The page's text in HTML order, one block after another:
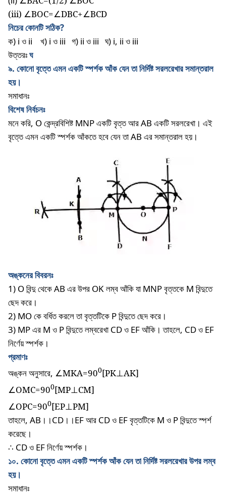
(iii) ∠BOC=∠DBC+∠BCD
নিচের কোনটি সঠিক?
ক) i ও ii
খ) i ও iii গ) ii ও iii ঘ) i, ii ও iii
উত্তরঃঘ
৯. কোনোবৃত্তেএমনএকটিস্পর্শকআঁকযেনতানির্দিষ্টসরলরেখারসমান্তরাল
হয়।
সমাধানঃ
বিশেষনির্বচনঃ
মনেকরি, Oকেন্দ্রবিশিষ্টMNPএকটিবৃত্তআরABএকটিসরলরেখা। এই
বৃত্তেএমনএকটিস্পর্শকআঁকতেহবেযেনতাABএরসমান্তরালহয়।
অঙ্কনেরবিবরনঃ
1) Oবিন্দুথেকেABএরউপরOK লম্বআঁকিযাMNPবৃত্তকেM বিন্দুতে
ছেদকরে।
2) MOকেবর্ধিতকরলেতাবৃত্তটিকেPবিন্দুতেছেদকরে।
3) MPএরM ওPবিন্দুতেলম্বরেখাCDওEFআঁকি। তাহলে, CDওEF
নির্ণেয়স্পর্শক।
প্রমাণঃ
অঙ্কনঅনুসারে, ∠MKA=900[PK⊥AK]
∠OMC=900[MP⊥CM]
∠OPC=900[EP⊥PM]
তাহলে, AB।।CD।।EF আর CD ও EF বৃত্তটিকে M ও P বিন্দুতে স্পর্শ
করেছে।
∴ CDওEFনির্ণেয়স্পর্শক।
১০. কোনোবৃত্তেএমনএকটিস্পর্শকআঁকযেনতানির্দিষ্টসরলরেখারউপরলম্ব
হয়।
সমাধানঃ